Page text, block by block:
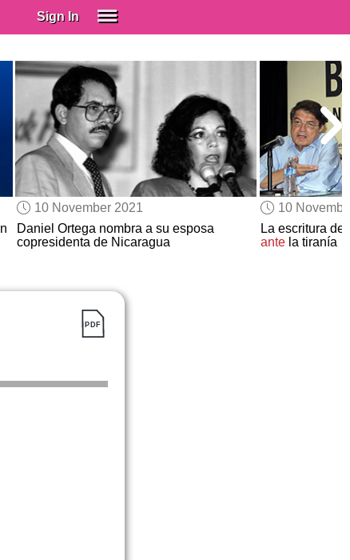
Sign In
Spanish (Latino)
SUBSCRIBE
EDUCATIONAL LICENSES
GIFT CARDS
OTHER LANGUAGES
ABOUT US
10 November 2021
Daniel Ortega nombra a su esposa
copresidenta de Nicaragua
10
La escritura
ante la tiranía